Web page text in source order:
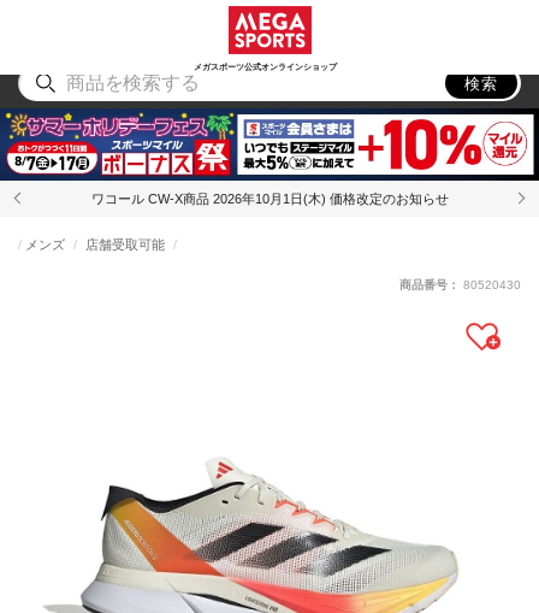
メガスポーツ公式オンラインショップ
アウトドア
検索
ワコール CW-X商品 2026年10月1日(木) 価格改定のお知らせ
メンズ 店舗受取可能
商品番号： 80520430